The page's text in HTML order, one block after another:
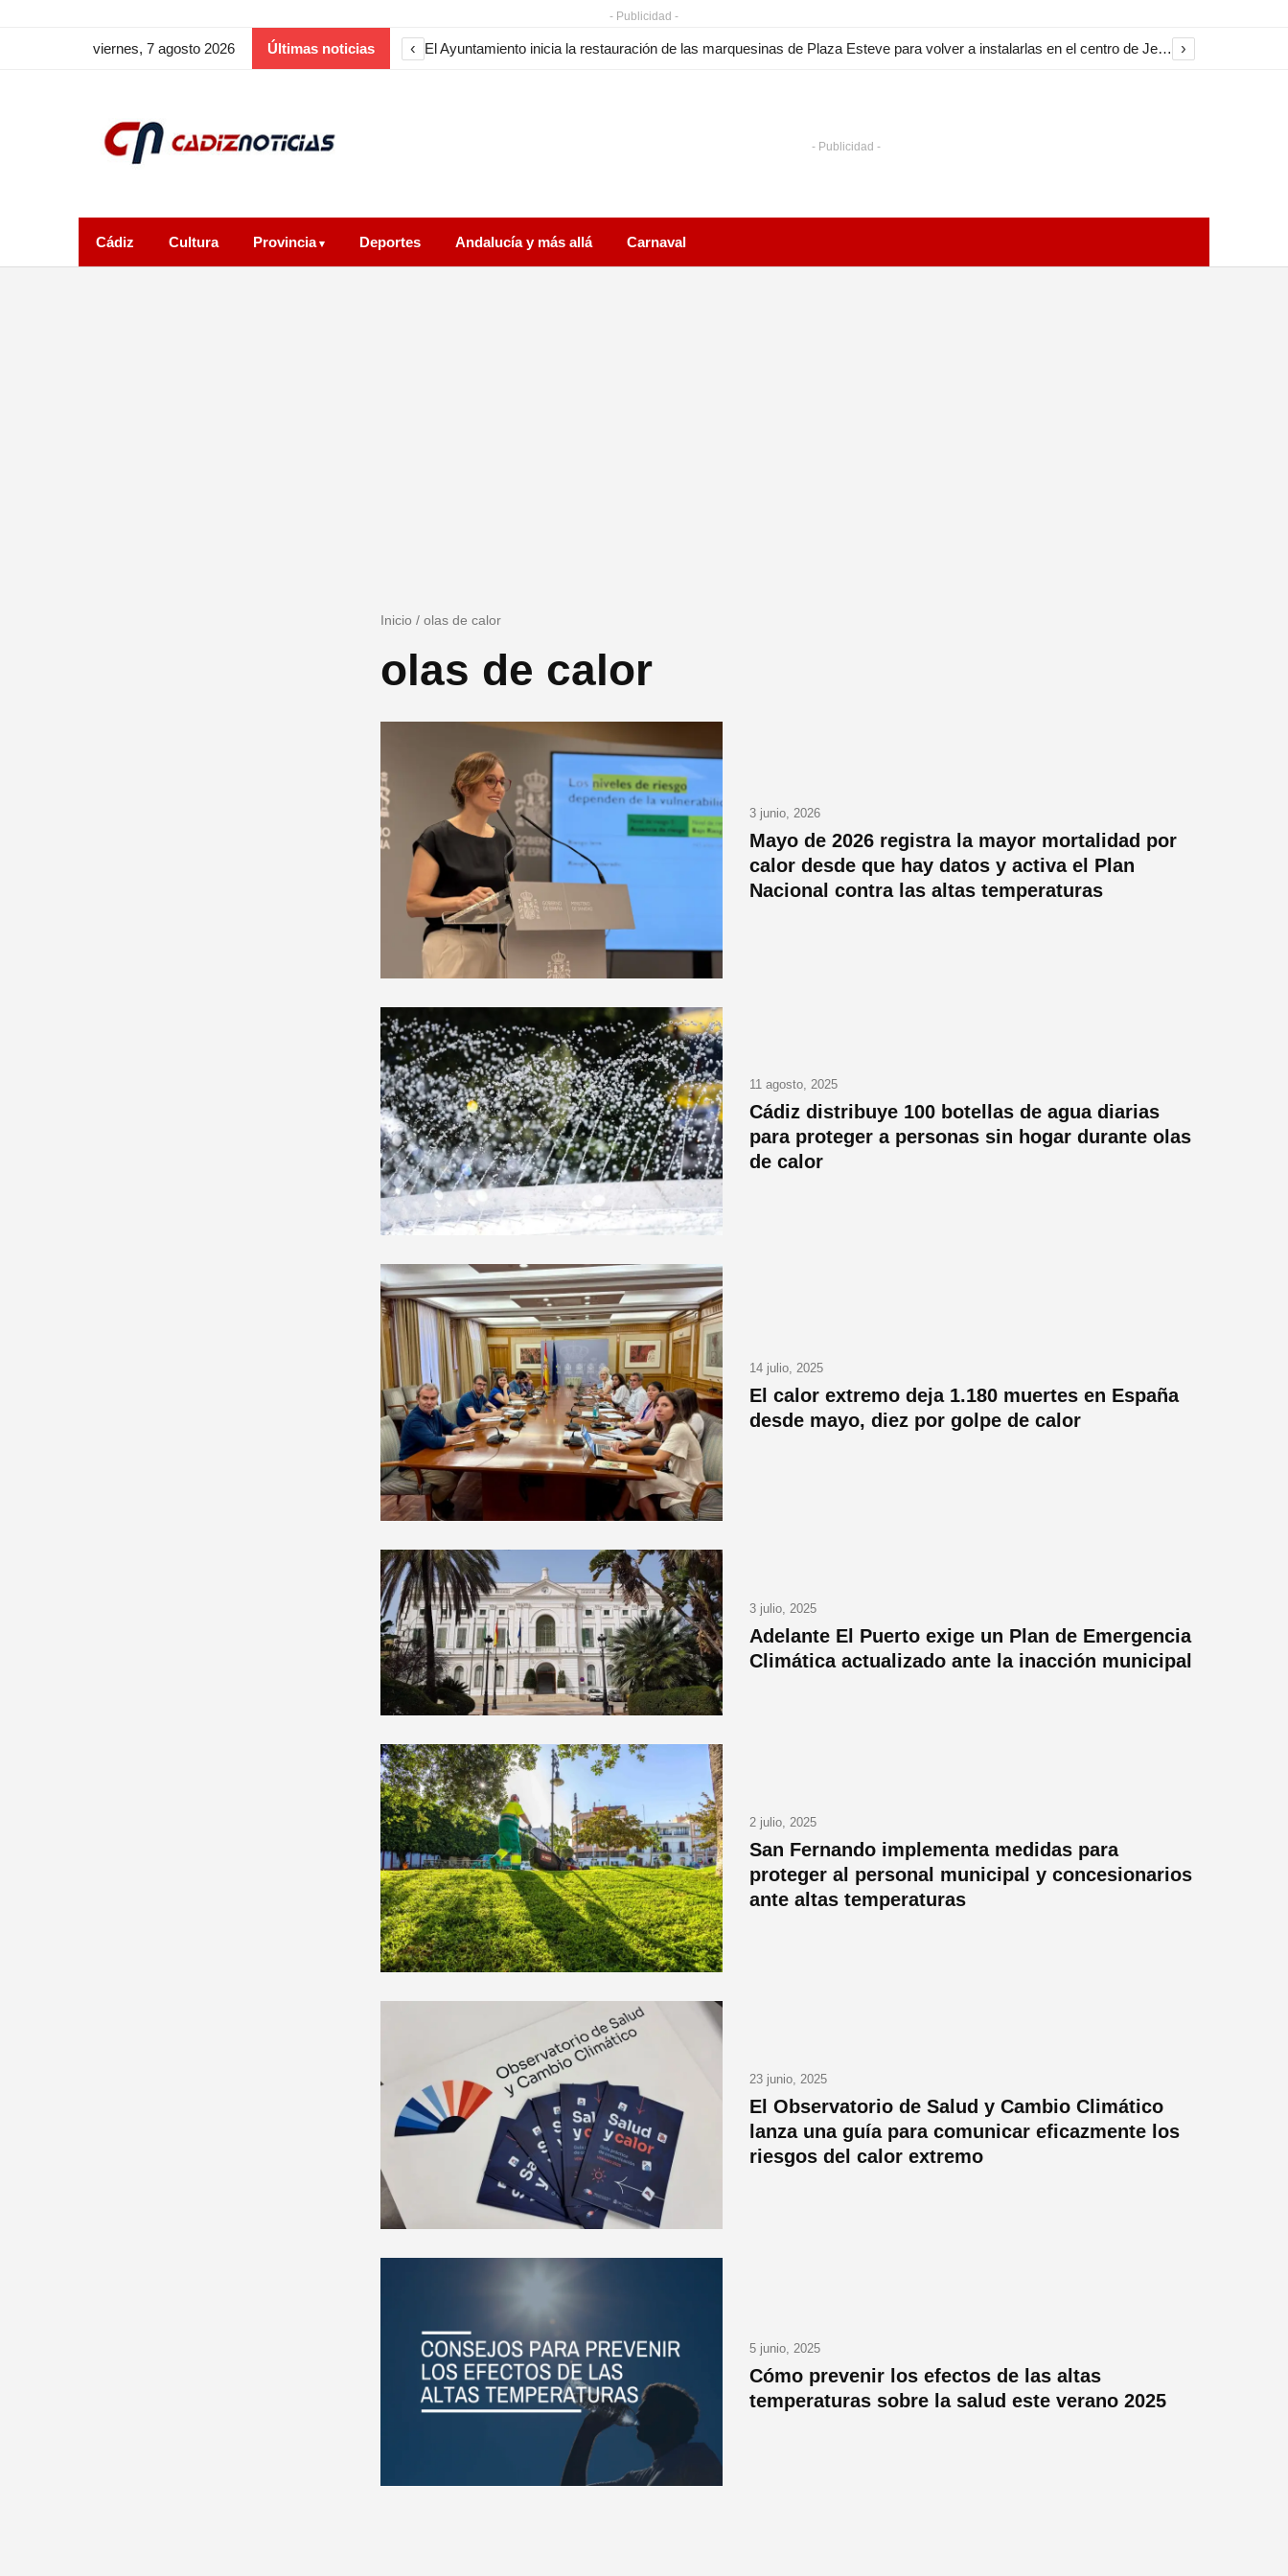
- Publicidad -
viernes, 7 agosto 2026 Últimas noticias ‹ El Ayuntamiento inicia la restauración de las marquesinas de Plaza Esteve para volver a instalarlas en el centro de Jerez ›
- Publicidad -
Cádiz Cultura Provincia Deportes Andalucía y más allá Carnaval
Inicio / olas de calor
olas de calor
3 junio, 2026
Mayo de 2026 registra la mayor mortalidad por
calor desde que hay datos y activa el Plan
Nacional contra las altas temperaturas
11 agosto, 2025
Cádiz distribuye 100 botellas de agua diarias
para proteger a personas sin hogar durante olas
de calor
14 julio, 2025
El calor extremo deja 1.180 muertes en España
desde mayo, diez por golpe de calor
3 julio, 2025
Adelante El Puerto exige un Plan de Emergencia
Climática actualizado ante la inacción municipal
2 julio, 2025
San Fernando implementa medidas para
proteger al personal municipal y concesionarios
ante altas temperaturas
23 junio, 2025
El Observatorio de Salud y Cambio Climático
lanza una guía para comunicar eficazmente los
riesgos del calor extremo
5 junio, 2025
Cómo prevenir los efectos de las altas
temperaturas sobre la salud este verano 2025